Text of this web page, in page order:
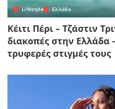
Lifestyle Ελλάδα
Κέιτι Πέρι – Τζάστιν
διακοπές στην Ελλάδα
τρυφερές στιγμές τους